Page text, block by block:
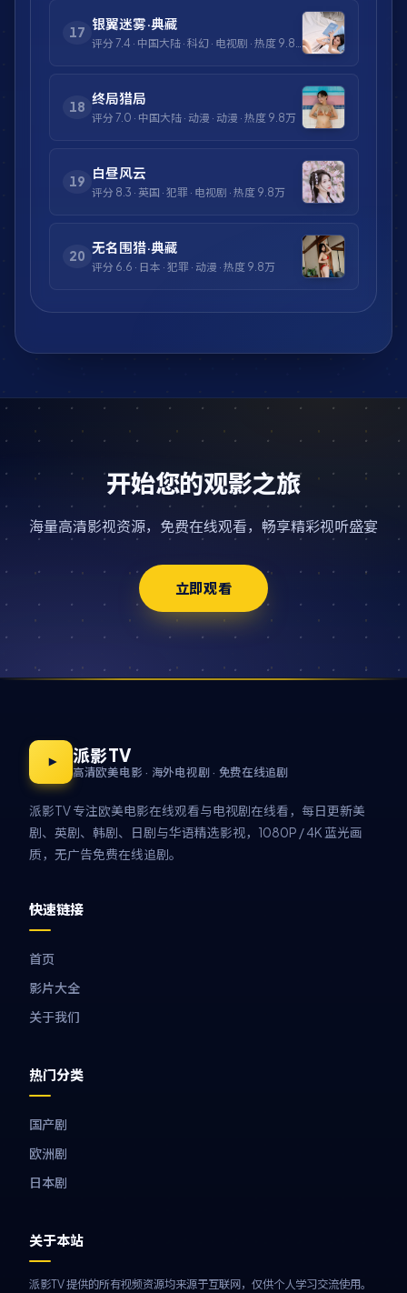
17
银翼迷雾·典藏
评分 7.4 · 中国大陆 · 科幻 · 电视剧 · 热度 9.8万
18
终局猎局
评分 7.0 · 中国大陆 · 动漫 · 动漫 · 热度 9.8万
19
白昼风云
评分 8.3 · 英国 · 犯罪 · 电视剧 · 热度 9.8万
20
无名围猎·典藏
评分 6.6 · 日本 · 犯罪 · 动漫 · 热度 9.8万
开始您的观影之旅
海量高清影视资源，免费在线观看，畅享精彩视听盛宴
立即观看
派影TV
高清欧美电影 · 海外电视剧 · 免费在线追剧
派影TV 专注欧美电影在线观看与电视剧在线看，每日更新美
剧、英剧、韩剧、日剧与华语精选影视，1080P / 4K 蓝光画
质，无广告免费在线追剧。
快速链接
首页
影片大全
关于我们
热门分类
国产剧
欧洲剧
日本剧
关于本站
派影TV 提供的所有视频资源均来源于互联网，仅供个人学习交流使用。